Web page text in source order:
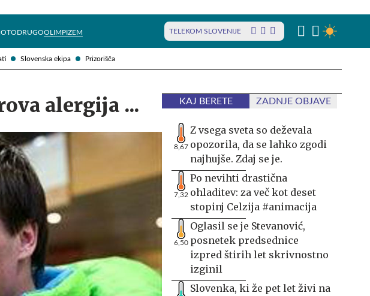
Slovenska ekipa Prizorišča
DRUGOOLIMPIZEM TELEKOM SLOVENIJE
alergija ... KAJ BERETE ZADNJE OBJAVE
8,67
Z vsega sveta so deževala
opozorila, da se lahko zgodi
najhujše. Zdaj se je.
7,32
Po nevihti drastična
ohladitev: za več kot deset
stopinj Celzija #animacija
6,50
Oglasil se je Stevanović,
posnetek predsednice
izpred štirih let skrivnostno
izginil
Slovenka, ki že pet let živi na